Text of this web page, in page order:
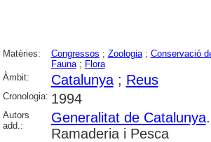
Matèries: Congressos ; Zoologia; Conservació
Fauna; Flora
Àmbit:
Catalunya; Reus
Cronologia: 1994
Autors
add.:
Generalitat de Catalunya
Ramaderia i Pesca